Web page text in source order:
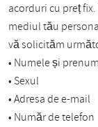
acorduri cu preț
mediul tău
vă solicităm
• Numele și
• Sexul
• Adresa de e-mail
• Număr de telefon